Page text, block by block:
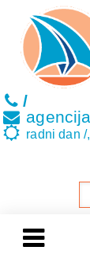
/
radni dan